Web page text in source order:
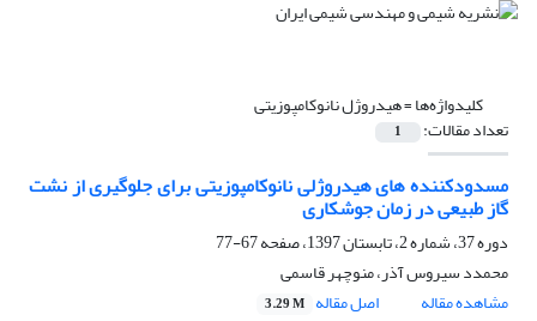
کلیدواژه‌ها =هیدروژل نانوکامپوزیتی
تعداد مقالات: 1
مسدودکننده های هیدروژلی نانوکامپوزیتی برای جلوگیری از نشت
گاز طبیعی در زمان جوشکاری
دوره 37، شماره 2، تابستان 1397، صفحه
67-77
محمدد سیروس آذر، منوچهر قاسمی
مشاهده مقاله
اصل مقاله 3.29 M